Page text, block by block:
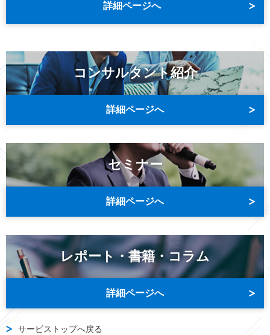
詳細ページへ
コンサルタント紹介
詳細ページへ
セミナー
詳細ページへ
レポート・書籍・コラム
詳細ページへ
サービストップへ戻る